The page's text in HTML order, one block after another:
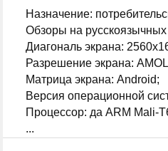
Назначение:
Обзоры на русскоязычных
Диагональ экрана:
Разрешение экрана:
Матрица экрана: Android;
Версия операционной
Процессор: да ARM Mali-
...